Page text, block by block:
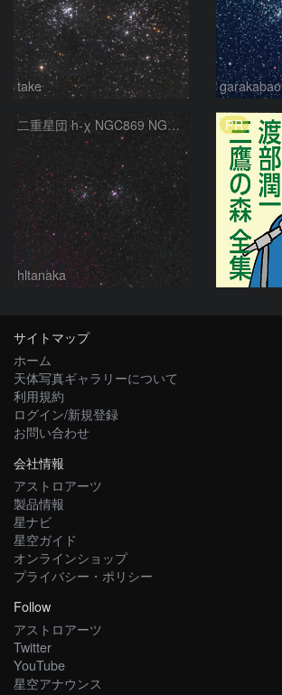
take garakabao
二重星団 h-χ NGC869 NGC884 ペルセウス座
hltanaka
PR
サイトマップ
ホーム
天体写真ギャラリーについて
利用規約
ログイン/新規登録
お問い合わせ
会社情報
アストロアーツ
製品情報
星ナビ
星空ガイド
オンラインショップ
プライバシー・ポリシー
Follow
アストロアーツ
Twitter
YouTube
星空アナウンス